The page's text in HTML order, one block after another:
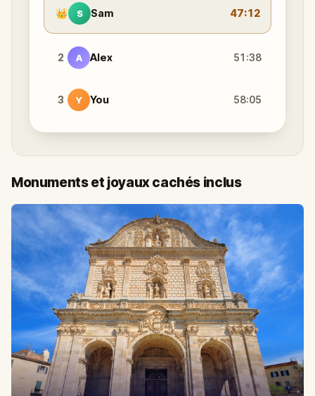
👑 S Sam 47:12
2 A Alex 51:38
3 Y You 58:05
Monuments et joyaux cachés inclus